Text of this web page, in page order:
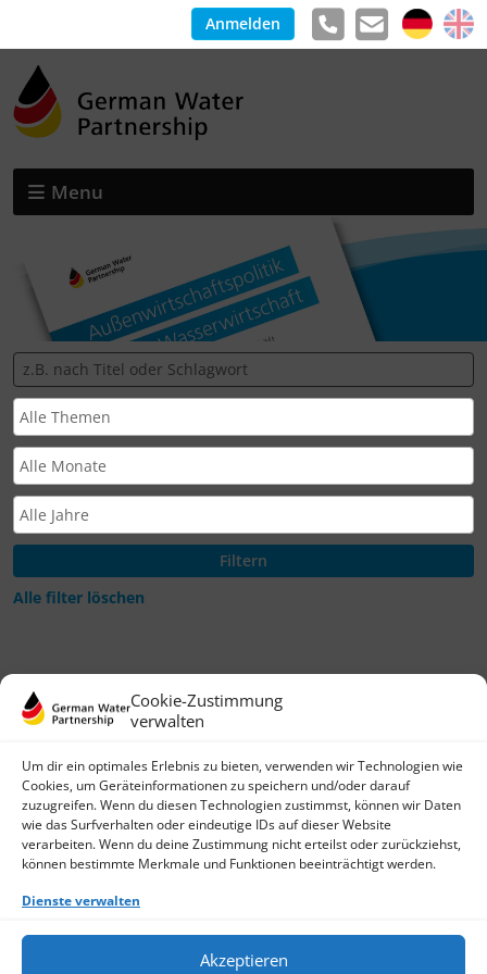
Cookie-Zustimmung
verwalten
Um dir ein optimales Erlebnis zu bieten, verwenden wir Technologien wie
Cookies, um Geräteinformationen zu speichern und/oder darauf
zuzugreifen. Wenn du diesen Technologien zustimmst, können wir Daten
wie das Surfverhalten oder eindeutige IDs auf dieser Website
verarbeiten. Wenn du deine Zustimmung nicht erteilst oder zurückziehst,
können bestimmte Merkmale und Funktionen beeinträchtigt werden.
Dienste verwalten
Akzeptieren
Anmelden
Menu
Alle filter löschen
German Water Partnership e.V.
Invalidenstraße 91
D-10115 Berlin
Login